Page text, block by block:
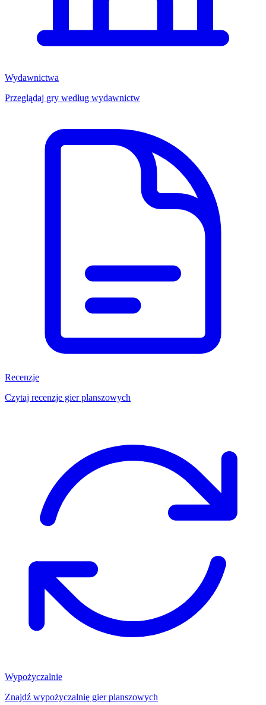
Wydawnictwa
Przeglądaj gry według wydawnictw
Recenzje
Czytaj recenzje gier planszowych
Wypożyczalnie
Znajdź wypożyczalnię gier planszowych